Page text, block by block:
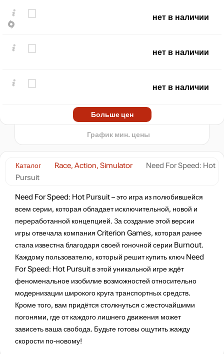
Каталог Race, Action, Simulator
Need For Speed: Hot
Pursuit
Need For Speed: Hot Pursuit – это игра из полюбившейся
всем серии, которая обладает исключительной, новой и
переработанной концепцией. За создание этой версии
игры отвечала компания Criterion Games, которая ранее
стала известна благодаря своей гоночной серии Burnout.
Каждому пользователю, который решит купить ключ Need
For Speed: Hot Pursuit в этой уникальной игре ждёт
феноменальное изобилие возможностей относительно
модернизации широкого круга транспортных средств.
Кроме того, вам придётся столкнуться с жесточайшими
погонями, где от каждого лишнего движения может
зависеть ваша свобода. Будьте готовы ощутить жажду
скорости по-новому!
нет в наличии
нет в наличии
нет в наличии
Больше цен
2022 2024
500
1,500
График мин. цены